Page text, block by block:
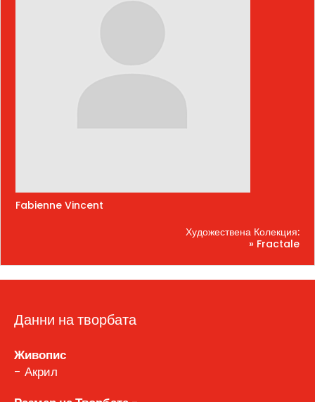
Fabienne Vincent
Художествена Колекция:
» Fractale
Данни на творбата
Живопис
- Акрил